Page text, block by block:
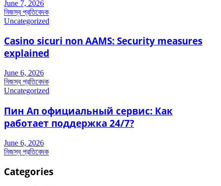
June 7, 2026
নিজস্ব প্রতিবেদক
Uncategorized
Casino sicuri non AAMS: Security measures
explained
June 6, 2026
নিজস্ব প্রতিবেদক
Uncategorized
Пин Ап официальный сервис: Как
работает поддержка 24/7?
June 6, 2026
নিজস্ব প্রতিবেদক
Categories